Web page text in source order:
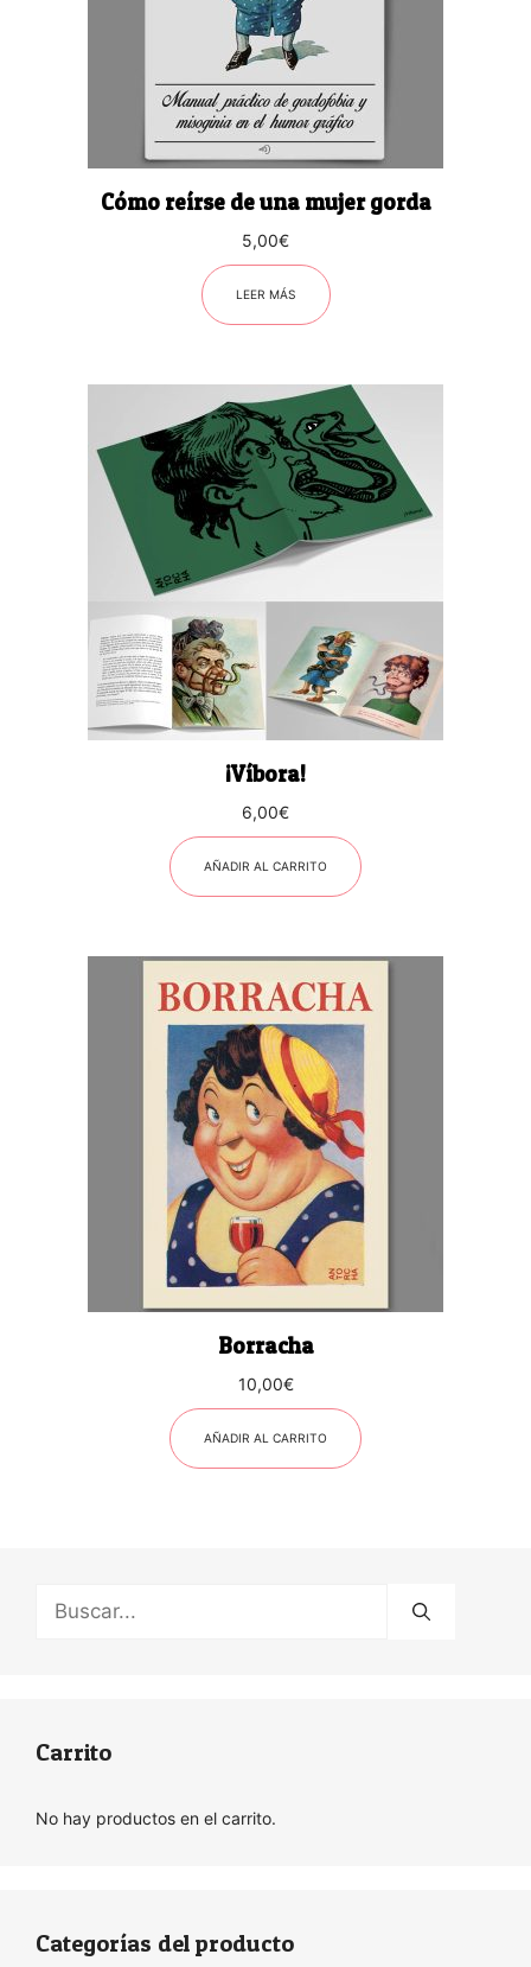
Cómo reírse de una mujer gorda
5,00€
LEER MÁS
¡Víbora!
6,00€
AÑADIR AL CARRITO
Borracha
10,00€
AÑADIR AL CARRITO
Buscar:
Carrito
No hay productos en el carrito.
Categorías del producto